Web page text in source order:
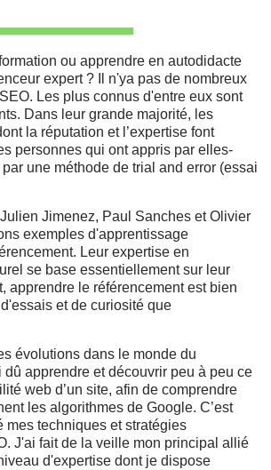
ou apprendre en autodidacte
expert ? Il n'ya pas de nombreux
Les plus connus d'entre eux sont
Dans leur grande majorité, les
la réputation et l’expertise font
personnes qui ont appris par elles-
une méthode de trial and error (essai
Jimenez, Paul Sanches et Olivier
exemples d'apprentissage
Leur expertise en
se base essentiellement sur leur
apprendre le référencement est bien
et de curiosité que
évolutions dans le monde du
dû apprendre et découvrir peu à peu ce
web d’un site, afin de comprendre
les algorithmes de Google. C’est
mes techniques et stratégies
J'ai fait de la veille mon principal allié
d'expertise dont je dispose